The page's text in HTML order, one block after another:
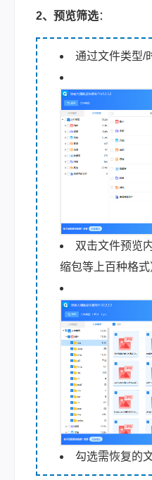
2、预览筛选：
通过文件类型/
双击文件预览
缩包等上百种格式
勾选需恢复的